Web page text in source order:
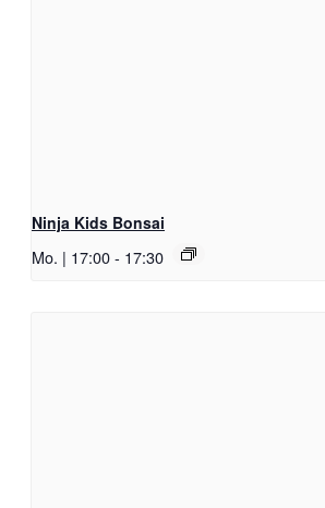
Ninja Kids Bonsai
Mo. | 17:00- 17:30